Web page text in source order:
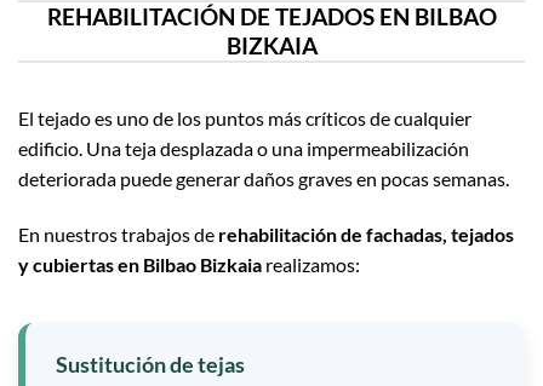
REHABILITACIÓN DE TEJADOS EN BILBAO
BIZKAIA
El tejado es uno de los puntos más críticos de cualquier
edificio. Una teja desplazada o una impermeabilización
deteriorada puede generar daños graves en pocas semanas.
En nuestros trabajos de rehabilitación de fachadas, tejados
y cubiertas en Bilbao Bizkaia realizamos:
Sustitución de tejas